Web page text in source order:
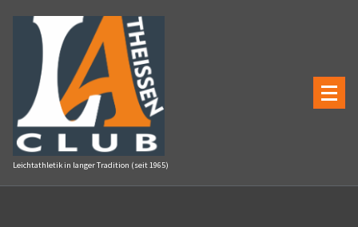
Inhalt
springen
Leichtathletik in langer Tradition (seit 1965)